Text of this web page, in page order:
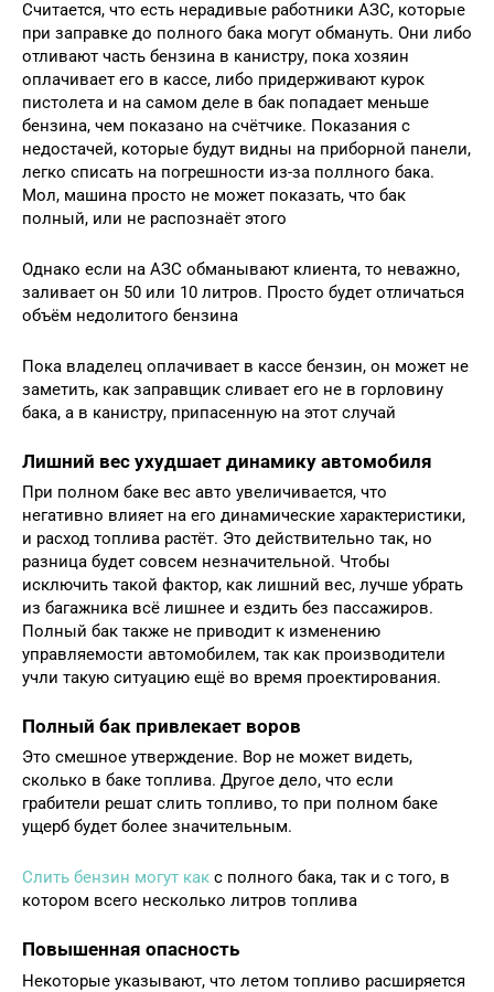
Считается, что есть нерадивые работники АЗС, которые
при заправке до полного бака могут обмануть. Они либо
отливают часть бензина в канистру, пока хозяин
оплачивает его в кассе, либо придерживают курок
пистолета и на самом деле в бак попадает меньше
бензина, чем показано на счётчике. Показания с
недостачей, которые будут видны на приборной панели,
легко списать на погрешности из-за поллного бака.
Мол, машина просто не может показать, что бак
полный, или не распознаёт этого
Однако если на АЗС обманывают клиента, то неважно,
заливает он 50 или 10 литров. Просто будет отличаться
объём недолитого бензина
Пока владелец оплачивает в кассе бензин, он может не
заметить, как заправщик сливает его не в горловину
бака, а в канистру, припасенную на этот случай
Лишний вес ухудшает динамику автомобиля
При полном баке вес авто увеличивается, что
негативно влияет на его динамические характеристики,
и расход топлива растёт. Это действительно так, но
разница будет совсем незначительной. Чтобы
исключить такой фактор, как лишний вес, лучше убрать
из багажника всё лишнее и ездить без пассажиров.
Полный бак также не приводит к изменению
управляемости автомобилем, так как производители
учли такую ситуацию ещё во время проектирования.
Полный бак привлекает воров
Это смешное утверждение. Вор не может видеть,
сколько в баке топлива. Другое дело, что если
грабители решат слить топливо, то при полном баке
ущерб будет более значительным.
Слить бензин могут как с полного бака, так и с того, в
котором всего несколько литров топлива
Повышенная опасность
Некоторые указывают, что летом топливо расширяется